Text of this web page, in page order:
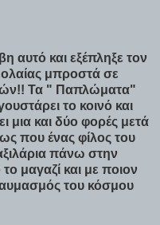
αυτό και εξέπληξε τον
μπροστά σε
Τα " Παπλώματα"
το κοινό και
μια και δύο φορές μετά
που ένας φίλος του
πάνω στην
μαγαζί και με ποιον
του κόσμου